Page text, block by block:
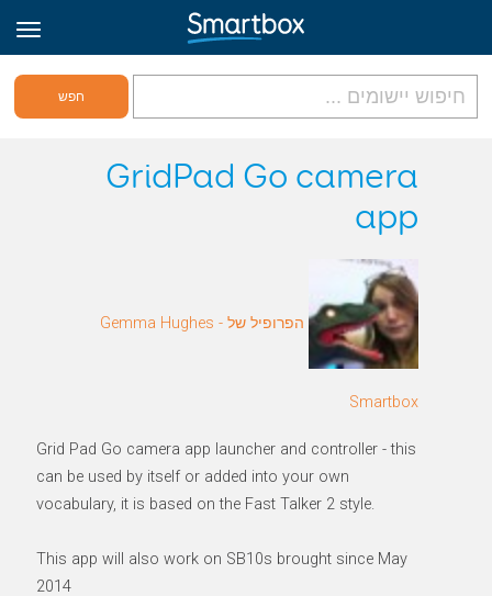
גריד אונליין
GridPad Go camera
app
הפרופיל של Gemma Hughes -
Smartbox
Grid Pad Go camera app launcher and controller - this
can be used by itself or added into your own
vocabulary, it is based on the Fast Talker 2 style.
This app will also work on SB10s brought since May
2014